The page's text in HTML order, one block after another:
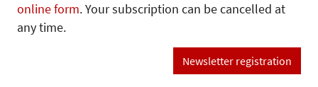
online form. Your subscription can be cancelled at
any time.
Newsletter registration